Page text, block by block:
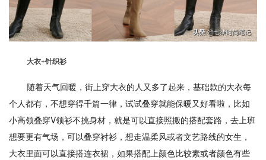
大衣+针织衫
随着天气回暖，街上穿大衣的人又多了起来，基础款的大衣每
个人都有，不想穿得千篇一律，试试叠穿就能保暖又好看啦，比如
小高领叠穿V领衫不挑身材，就是可以直接照搬的搭配套路，去上班
想要更有气场，可以叠穿衬衫，想走温柔风或者文艺路线的女生，
大衣里面可以直接搭连衣裙，如果搭配上颜色比较素或者颜色有些